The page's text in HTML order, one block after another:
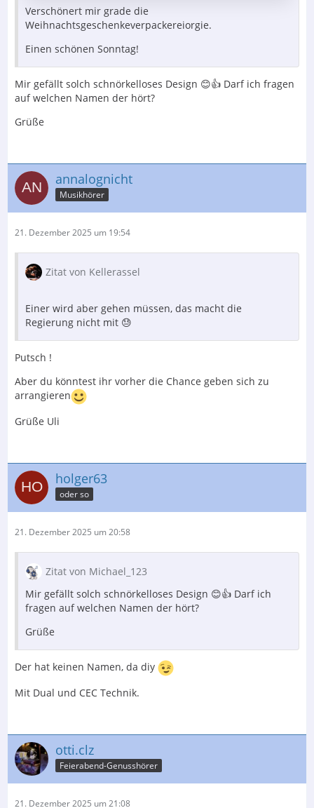
Verschönert mir grade die
Weihnachtsgeschenkeverpackereiorgie.
Einen schönen Sonntag!
Mir gefällt solch schnörkelloses Design 😊👍 Darf ich fragen
auf welchen Namen der hört?
Grüße
annalognicht
Musikhörer
21. Dezember 2025 um 19:54
Zitat von Kellerassel
Einer wird aber gehen müssen, das macht die
Regierung nicht mit 😓
Putsch !
Aber du könntest ihr vorher die Chance geben sich zu
arrangieren
Grüße Uli
holger63
oder so
21. Dezember 2025 um 20:58
Zitat von Michael_123
Mir gefällt solch schnörkelloses Design 😊👍 Darf ich
fragen auf welchen Namen der hört?
Grüße
Der hat keinen Namen, da diy
Mit Dual und CEC Technik.
otti.clz
Feierabend-Genusshörer
21. Dezember 2025 um 21:08